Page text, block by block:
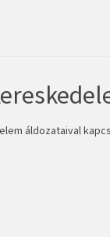
áldozataival